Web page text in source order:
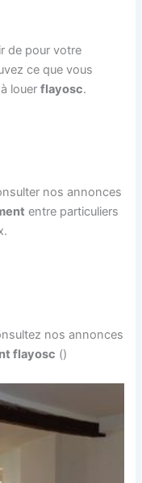
de pour votre
ce que vous
louerflayosc.
nos annonces
entre particuliers
nos annonces
flayosc ()